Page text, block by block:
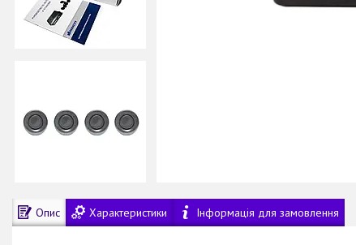
Опис Характеристики Інформація для замовлення